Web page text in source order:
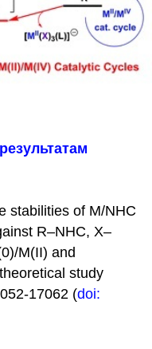
stabilities of M/NHC
R–NHC, X–
M(II) and
study
17062 (doi: